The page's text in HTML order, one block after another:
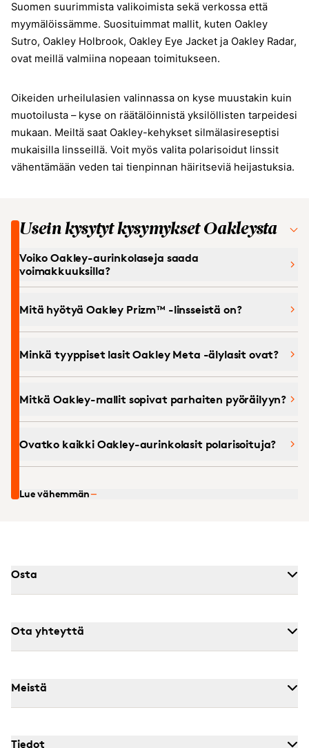
Suomen suurimmista valikoimista sekä verkossa että
myymälöissämme. Suosituimmat mallit, kuten Oakley
Sutro, Oakley Holbrook, Oakley Eye Jacket ja Oakley Radar,
ovat meillä valmiina nopeaan toimitukseen.
Oikeiden urheilulasien valinnassa on kyse muustakin kuin
muotoilusta – kyse on räätälöinnistä yksilöllisten tarpeidesi
mukaan. Meiltä saat Oakley-kehykset silmälasireseptisi
mukaisilla linsseillä. Voit myös valita polarisoidut linssit
vähentämään veden tai tienpinnan häiritseviä heijastuksia.
Usein kysytyt kysymykset Oakleysta
Voiko Oakley-aurinkolaseja saada
voimakkuuksilla?
Mitä hyötyä Oakley Prizm™ -linsseistä on?
Minkä tyyppiset lasit Oakley Meta -älylasit ovat?
Mitkä Oakley-mallit sopivat parhaiten pyöräilyyn?
Ovatko kaikki Oakley-aurinkolasit polarisoituja?
Lue vähemmän
Osta
Ota yhteyttä
Meistä
Tiedot